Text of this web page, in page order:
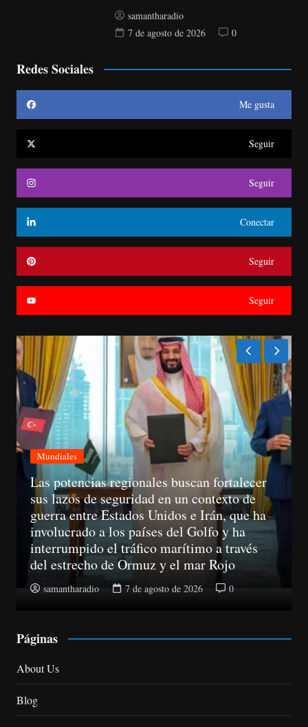
samantharadio
7 de agosto de 2026
0
Redes Sociales
Me gusta
Seguir
Seguir
Conectar
Seguir
Seguir
Mundiales
A partir del 11 de agosto, las empresas ya
no podrán llamar a un consumidor sin haber
obtenido su consentimiento previo
samantharadio 7 de agosto de 2026 0
Páginas
About Us
Blog